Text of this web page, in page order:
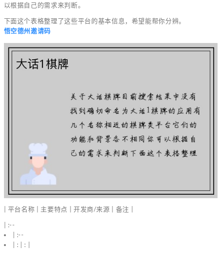
以根据自己的需求来判断。
下面这个表格整理了这些平台的基本信息，希望能帮你分辨。
悟空德州邀请码
| 平台名称 | 主要特点 | 开发商/来源 | 备注 |
| :--
| :--
| : | : |